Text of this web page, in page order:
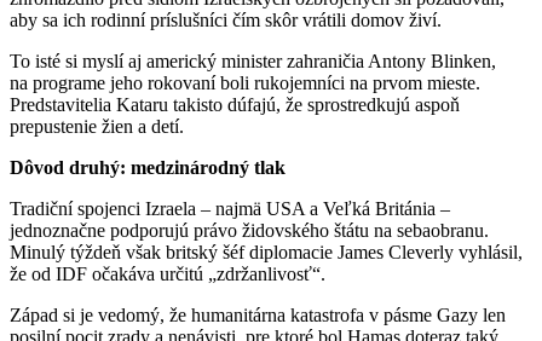
aby sa ich rodinní príslušníci čím skôr vrátili domov živí.
To isté si myslí aj americký minister zahraničia Antony Blinken,
na programe jeho rokovaní boli rukojemníci na prvom mieste.
Predstavitelia Kataru takisto dúfajú, že sprostredkujú aspoň
prepustenie žien a detí.
Dôvod druhý: medzinárodný tlak
Tradiční spojenci Izraela – najmä USA a Veľká Británia –
jednoznačne podporujú právo židovského štátu na sebaobranu.
Minulý týždeň však britský šéf diplomacie James Cleverly vyhlásil,
že od IDF očakáva určitú „zdržanlivosť“.
Západ si je vedomý, že humanitárna katastrofa v pásme Gazy len